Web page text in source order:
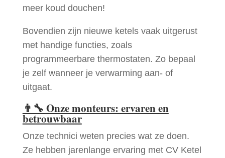
meer koud douchen!
Bovendien zijn nieuwe ketels vaak uitgerust
met handige functies, zoals
programmeerbare thermostaten. Zo bepaal
je zelf wanneer je verwarming aan- of
uitgaat.
👨‍🔧 Onze monteurs: ervaren en
betrouwbaar
Onze technici weten precies wat ze doen.
Ze hebben jarenlange ervaring met CV Ketel